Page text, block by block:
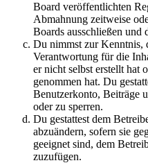
Board veröffentlichten
Abmahnung zeitweise
Boards ausschließen und
Du nimmst zur Kenntnis,
Verantwortung für die
er nicht selbst erstellt hat
genommen hat. Du
Benutzerkonto, Beiträge
oder zu sperren.
Du gestattest dem
abzuändern, sofern sie
geeignet sind, dem
zuzufügen.